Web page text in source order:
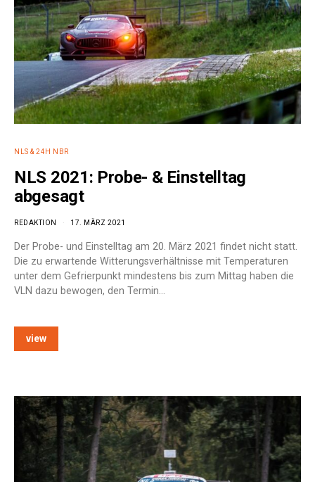
NLS & 24H NBR
NLS 2021: Probe- & Einstelltag
abgesagt
REDAKTION 17. MÄRZ 2021
Der Probe- und Einstelltag am 20. März 2021 findet nicht statt.
Die zu erwartende Witterungsverhältnisse mit Temperaturen
unter dem Gefrierpunkt mindestens bis zum Mittag haben die
VLN dazu bewogen, den Termin…
view